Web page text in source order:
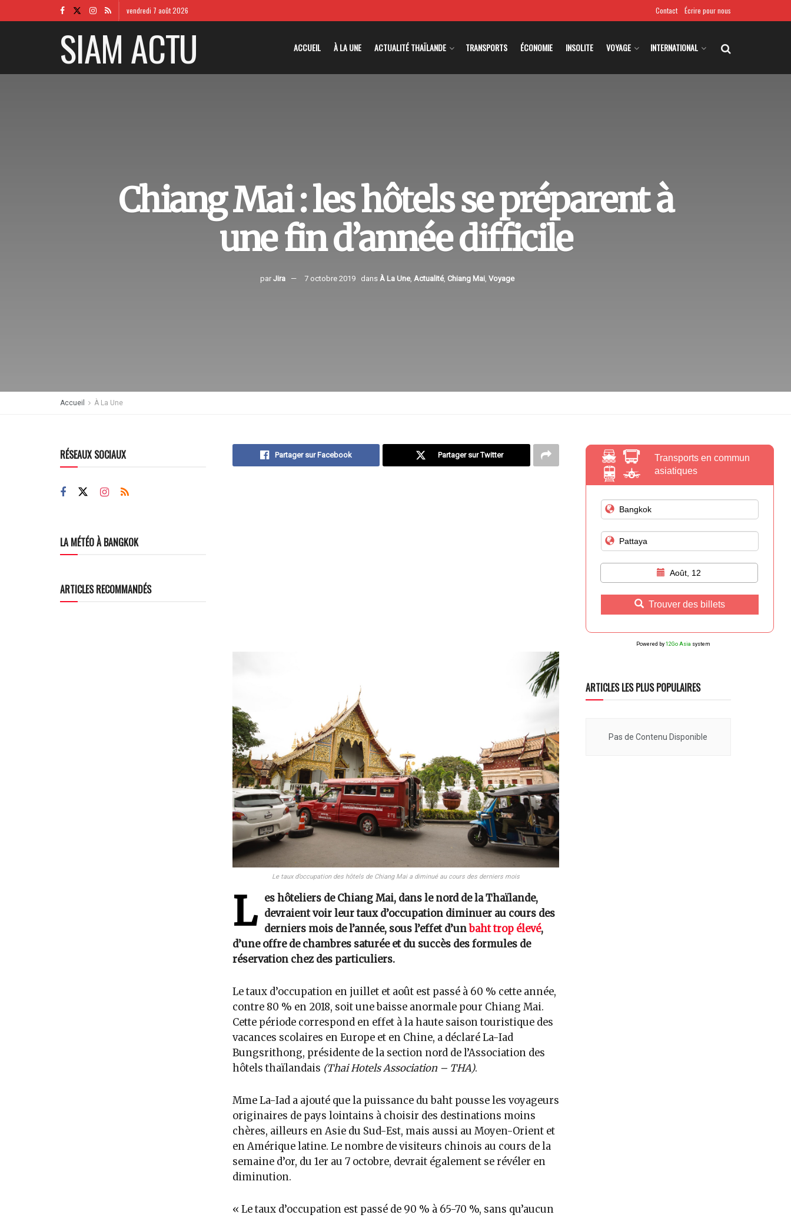
vendredi 7 août 2026 Contact Écrire pour nous
SIAM ACTU ACCUEIL À LA UNE ACTUALITÉ THAÏLANDE TRANSPORTS ÉCONOMIE INSOLITE VOYAGE INTERNATIONAL
Chiang Mai : les hôtels se préparent à
une fin d’année difficile
par Jira 7 octobre 2019 dans À La Une, Actualité, Chiang Mai Voyage
Accueil À La Une
Partager sur Facebook Partager sur Twitter
Le taux d’occupation des hôtels de Chiang Mai a diminué au cours des derniers mois
L
es hôteliers de Chiang Mai, dans le nord de la Thaïlande,
devraient voir leur taux d’occupation diminuer au cours des
derniers mois de l’année, sous l’effet d’un baht trop élevé,
d’une offre de chambres saturée et du succès des formules de
réservation chez des particuliers.
Le taux d’occupation en juillet et août est passé à 60 % cette année,
contre 80 % en 2018, soit une baisse anormale pour Chiang Mai.
Cette période correspond en effet à la haute saison touristique des
vacances scolaires en Europe et en Chine, a déclaré La-Iad
Bungsrithong, présidente de la section nord de l’Association des
hôtels thaïlandais (Thai Hotels Association – THA).
Mme La-Iad a ajouté que la puissance du baht pousse les voyageurs
originaires de pays lointains à choisir des destinations moins
chères, ailleurs en Asie du Sud-Est, mais aussi au Moyen-Orient et
en Amérique latine. Le nombre de visiteurs chinois au cours de la
semaine d’or, du 1er au 7 octobre, devrait également se révéler en
diminution.
« Le taux d’occupation est passé de 90 % à 65-70 %, sans qu’aucun
RÉSEAUX SOCIAUX
LA MÉTÉO À BANGKOK
ARTICLES RECOMMANDÉS
Transports en commun
asiatiques
Août, 12
Trouver des billets
Powered by 12Go Asia system
ARTICLES LES PLUS POPULAIRES
Pas de Contenu Disponible